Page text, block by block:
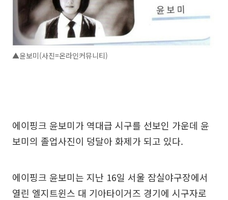
▲윤보미(사진=온라인커뮤니티)
에이핑크 윤보미가 역대급 시구를 선보인 가운데 윤
보미의 졸업사진이 덩달아 화제가 되고 있다.
에이핑크 윤보미는 지난 16일 서울 잠실야구장에서
열린 엘지트윈스 대 기아타이거즈 경기에 시구자로